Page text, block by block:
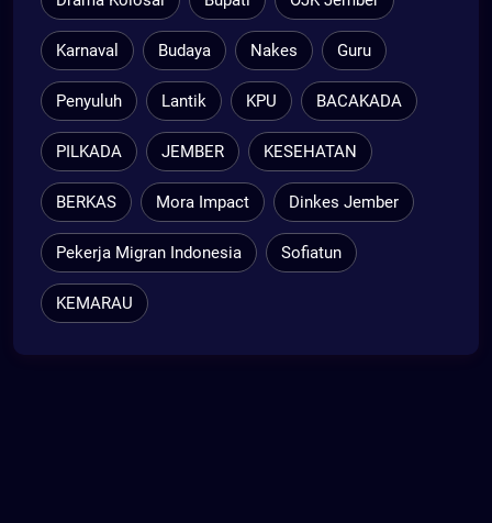
Karnaval Budaya Nakes Guru
Penyuluh Lantik KPU BACAKADA
PILKADA JEMBER KESEHATAN
BERKAS Mora Impact Dinkes Jember
Pekerja Migran Indonesia Sofiatun
KEMARAU